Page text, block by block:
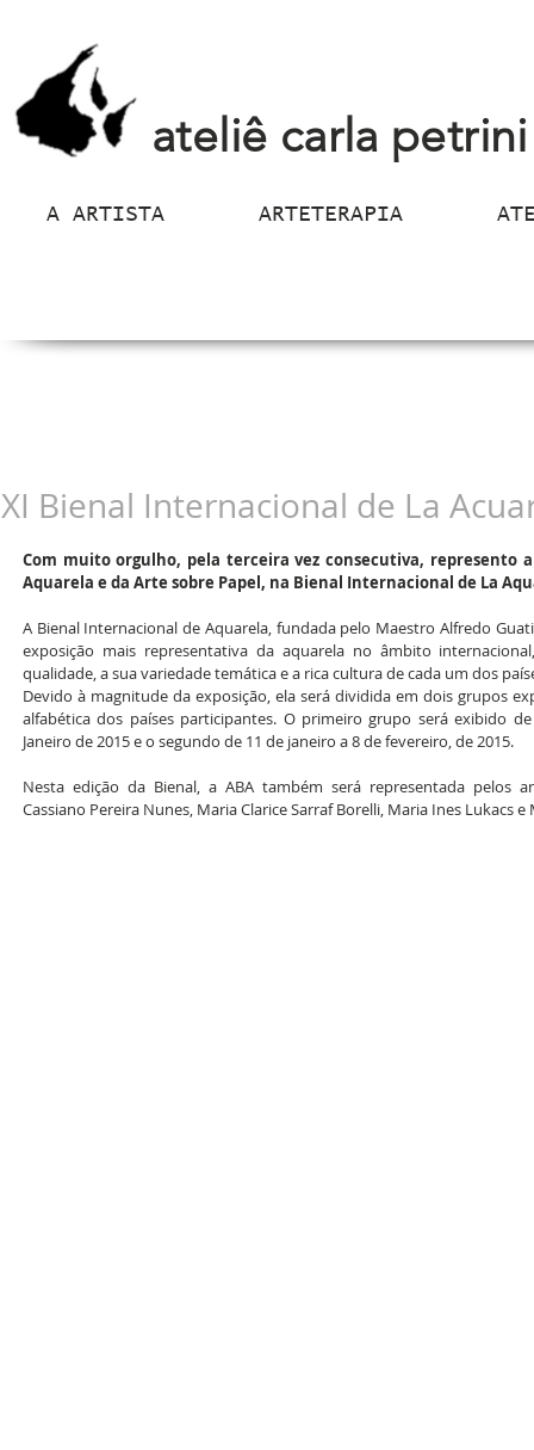
ateliê carla petrini
A ARTISTA ARTETERAPIA
XI Bienal Internacional de La
Com muito orgulho, pela terceira vez consecutiva, represento a
Aquarela e da Arte sobre Papel, na Bienal Internacional de La
A Bienal Internacional de Aquarela, fundada pelo Maestro Alfredo
exposição mais representativa da aquarela no âmbito
qualidade, a sua variedade temática e a rica cultura de cada um dos
Devido à magnitude da exposição, ela será dividida em dois grupos
alfabética dos países participantes. O primeiro grupo será exibido
Janeiro de 2015 e o segundo de 11 de janeiro a 8 de fevereiro, de 2015.
Nesta edição da Bienal, a ABA também será representada pelos
Cassiano Pereira Nunes, Maria Clarice Sarraf Borelli, Maria Ines Lukacs